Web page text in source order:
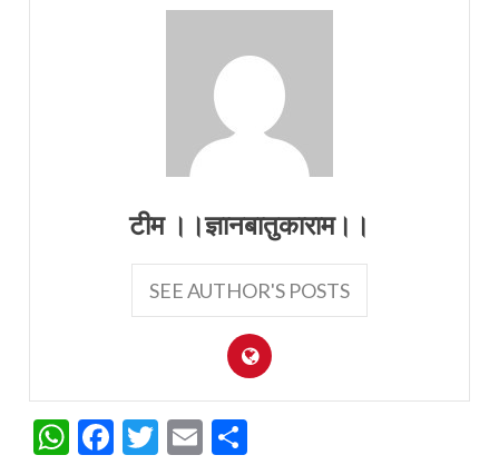
टीम ।।ज्ञानबातुकाराम।।
SEE AUTHOR'S POSTS
WhatsApp
Facebook
Twitter
Email